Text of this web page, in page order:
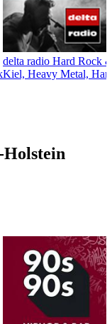
delta radio Hard Rock
Kiel, Heavy Metal,
Holstein